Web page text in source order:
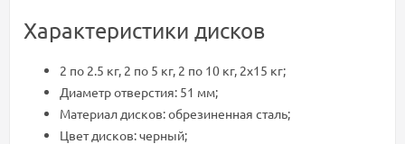
Характеристики дисков
2 по 2.5 кг, 2 по 5 кг, 2 по 10 кг, 2х15 кг;
Диаметр отверстия: 51 мм;
Материал дисков: обрезиненная сталь;
Цвет дисков: черный;